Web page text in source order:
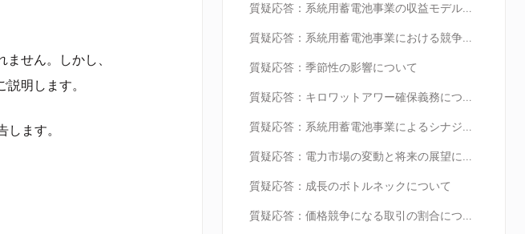
せん。しかし、
明します。
ます。
質疑応答：系統用蓄電池事業の収益モデルについて
質疑応答：系統用蓄電池事業における競争環境と競争優位性について
質疑応答：季節性の影響について
質疑応答：キロワットアワー確保義務について
質疑応答：系統用蓄電池事業によるシナジーおよび今後の投資計画について
質疑応答：電力市場の変動と将来の展望について
質疑応答：成長のボトルネックについて
質疑応答：価格競争になる取引の割合について